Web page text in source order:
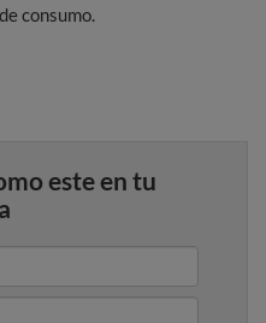
consumo.
este en tu